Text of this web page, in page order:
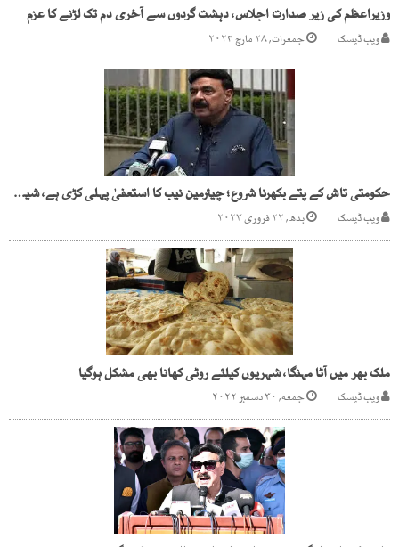
وزیراعظم کی زیر صدارت اجلاس، دہشت گردوں سے آخری دم تک لڑنے کا عزم
ویب ڈیسک جمعرات, ۲۸ مارچ ۲۰۲۴
حکومتی تاش کے پتے بکھرنا شروع؛ چیئرمین نیب کا استعفیٰ پہلی کڑی ہے، شیخ رشید
ویب ڈیسک بدھ, ۲۲ فروری ۲۰۲۳
ملک بھر میں آٹا مہنگا، شہریوں کیلئے روٹی کھانا بھی مشکل ہوگیا
ویب ڈیسک جمعه, ۳۰ دسمبر ۲۰۲۲